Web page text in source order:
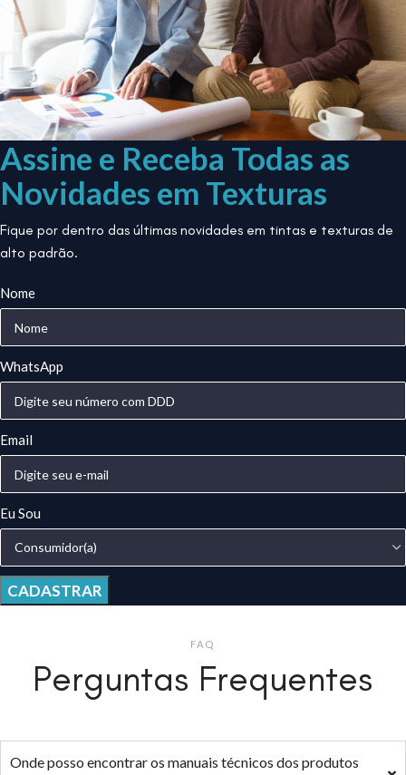
Assine e Receba Todas as
Novidades em Texturas
Fique por dentro das últimas novidades em tintas e texturas de
alto padrão.
Nome
WhatsApp
Email
Eu Sou
CADASTRAR
FAQ
Perguntas Frequentes
Onde posso encontrar os manuais técnicos dos produtos